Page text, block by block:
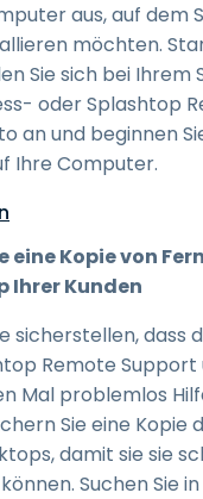
aus, auf dem
möchten.
Sie sich bei Ihrem
oder Splashtop
an und beginnen
Ihre Computer.
eine Kopie von
Ihrer Kunden
sicherstellen, dass
Remote
Mal problemlos
Sie eine Kopie
damit sie sie
Suchen Sie